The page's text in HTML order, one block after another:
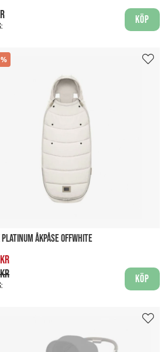
Köp
ÅKPÅSE OFFWHITE
Köp